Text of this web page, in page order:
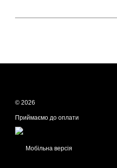
© 2026
Приймаємо до оплати
Мобільна версія